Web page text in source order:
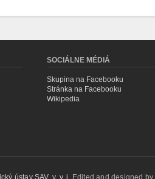
SOCIÁLNE MÉDIÁ
Skupina na Facebooku
Stránka na Facebooku
Wikipedia